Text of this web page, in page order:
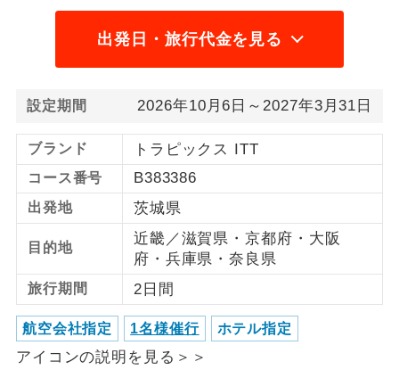
出発日・旅行代金を見る
設定期間 2026年10月6日～2027年3月31日
ブランド トラピックス ITT
コース番号 B383386
出発地 茨城県
目的地
近畿／滋賀県・京都府・大阪
府・兵庫県・奈良県
旅行期間 2日間
航空会社指定 1名様催行 ホテル指定
アイコンの説明を見る＞＞
年齢制限あり
ご参加にあたり年齢に制限があるコース
です。
画にとても便利です。
ホテル指定
ご紹介するホテルを指定したコースで
おひとり様バ
ス2席利用
おひとり様でバス席を2席利⽤できま
す。